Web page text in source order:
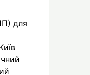
для